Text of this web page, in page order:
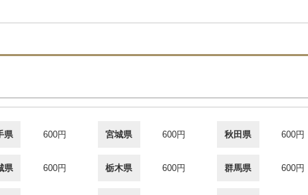
県 600円 宮城県 600円 秋田県 600円
県 600円 栃木県 600円 群馬県 600円